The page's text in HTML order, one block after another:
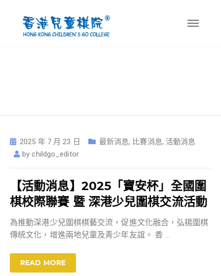
2025 年 7 月 23 日 最新消息, 比賽消息, 活動消息
bychildgo_editor
【活動消息】2025「寶安杯」全國圍
棋校際聯賽 暨 深港少兒圍棋交流活動
為推動深港少兒圍棋棋藝交流，促進文化融合，弘揚圍棋
傳統文化，增進兩地兒童及青少年友誼。 香…
READ MORE